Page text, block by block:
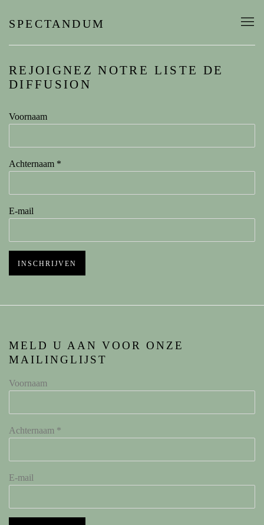
SPECTANDUM
REJOIGNEZ NOTRE LISTE DE
DIFFUSION
Voornaam
Achternaam *
E-mail
INSCHRIJVEN
MELD U AAN VOOR ONZE
MAILINGLIJST
Voornaam
Achternaam *
E-mail